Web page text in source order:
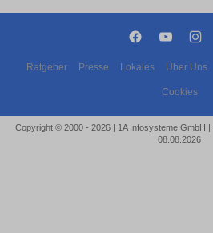
Ratgeber Presse Lokales Über Uns
Cookies
Copyright © 2000 - 2026 | 1A Infosysteme GmbH
08.08.2026